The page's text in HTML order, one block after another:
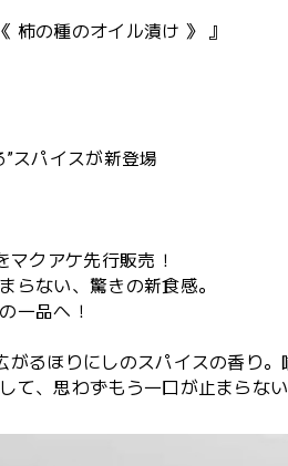
柿の種のオイル漬け 》 』
スパイスが新登場
マクアケ先行販売！
らない、驚きの新食感。
一品へ！
るほりにしのスパイスの香り。
て、思わずもう一口が止まらない